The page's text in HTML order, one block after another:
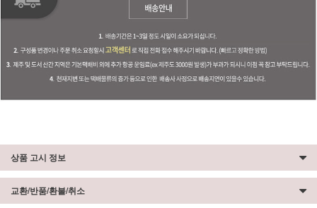
상품 고시 정보
교환/반품/환불/취소